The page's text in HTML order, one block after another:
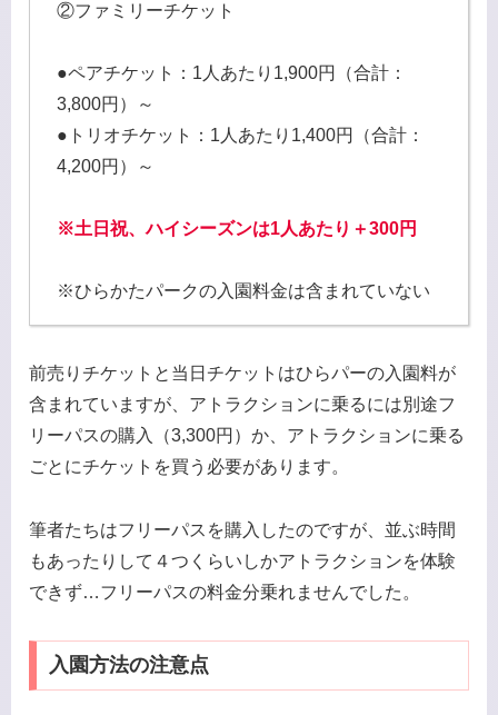
②ファミリーチケット
●ペアチケット：1人あたり1,900円（合計：
3,800円）～
●トリオチケット：1人あたり1,400円（合計：
4,200円）～
※土日祝、ハイシーズンは1人あたり＋300円
※ひらかたパークの入園料金は含まれていない
前売りチケットと当日チケットはひらパーの入園料が
含まれていますが、アトラクションに乗るには別途フ
リーパスの購入（3,300円）か、アトラクションに乗る
ごとにチケットを買う必要があります。
筆者たちはフリーパスを購入したのですが、並ぶ時間
もあったりして４つくらいしかアトラクションを体験
できず…フリーパスの料金分乗れませんでした。
入園方法の注意点